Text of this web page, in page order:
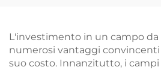
L'investimento in un campo da
numerosi vantaggi
suo costo. Innanzitutto, i campi